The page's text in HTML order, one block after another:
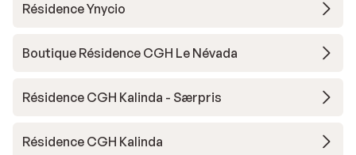
Résidence Ynycio
Boutique Résidence CGH Le Névada
Résidence CGH Kalinda - Særpris
Résidence CGH Kalinda